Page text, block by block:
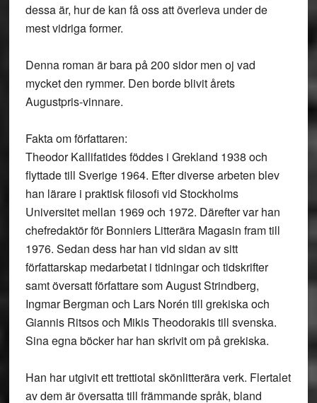
dessa är, hur de kan få oss att överleva under de
mest vidriga former.
Denna roman är bara på 200 sidor men oj vad
mycket den rymmer. Den borde blivit årets
Augustpris-vinnare.
Fakta om författaren:
Theodor Kallifatides föddes i Grekland 1938 och
flyttade till Sverige 1964. Efter diverse arbeten blev
han lärare i praktisk filosofi vid Stockholms
Universitet mellan 1969 och 1972. Därefter var han
chefredaktör för Bonniers Litterära Magasin fram till
1976. Sedan dess har han vid sidan av sitt
författarskap medarbetat i tidningar och tidskrifter
samt översatt författare som August Strindberg,
Ingmar Bergman och Lars Norén till grekiska och
Giannis Ritsos och Mikis Theodorakis till svenska.
Sina egna böcker har han skrivit om på grekiska.
Han har utgivit ett trettiotal skönlitterära verk. Flertalet
av dem är översatta till främmande språk, bland